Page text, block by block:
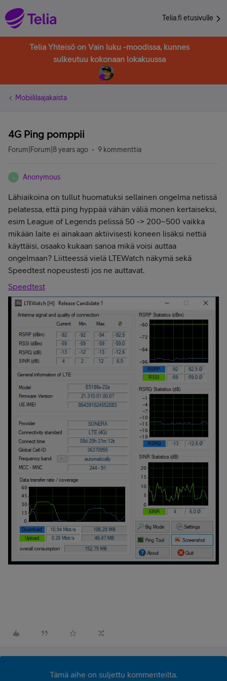
Telia.fi etusivulle
Telia Yhteisö on Vain luku -moodissa, kunnes
sulkeutuu kokonaan lokakuussa
Mobiililaajakaista
4G Ping pomppii
Forum|Forum|8 years ago 9 kommenttia
A Anonymous
Lähiaikoina on tullut huomatuksi sellainen ongelma netissä
pelatessa, että ping hyppää vähän väliä monen kertaiseksi,
esim League of Legends pelissä 50 -> 200~500 vaikka
mikään laite ei ainakaan aktiivisesti koneen lisäksi nettiä
käyttäisi, osaako kukaan sanoa mikä voisi auttaa
ongelmaan? Liitteessä vielä LTEWatch näkymä sekä
Speedtest nopeustesti jos ne auttavat.
Speedtest
Tämä aihe on suljettu kommenteilta.